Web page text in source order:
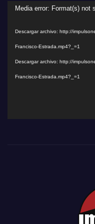
Reproductor
Media error: Format(s) not
Descargar archivo: http://
Francisco-Estrada.mp4?_=1
Descargar archivo: http://
Francisco-Estrada.mp4?_=1